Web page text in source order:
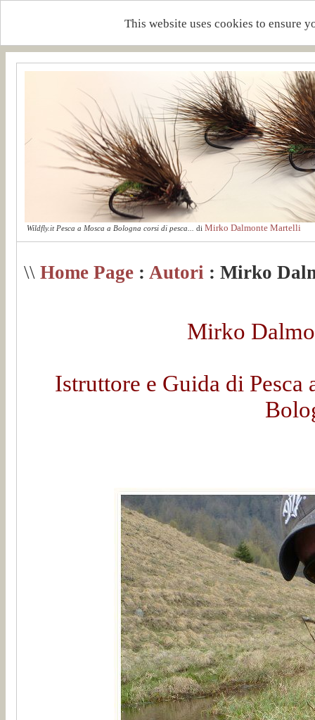
This website uses cookies to ensure
Wildfly.it Pesca a Mosca a Bologna corsi di pesca... di Mirko Dalmonte Martelli
\\ Home Page : Autori : Mirko
Mirko
Istruttore e Guida di Pesca